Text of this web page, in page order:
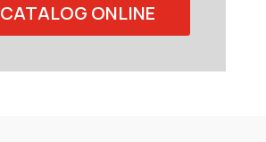
CATALOG ONLINE